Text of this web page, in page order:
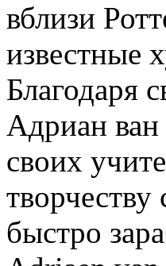
вблизи
известные
Благодаря
Адриан
своих
быстро